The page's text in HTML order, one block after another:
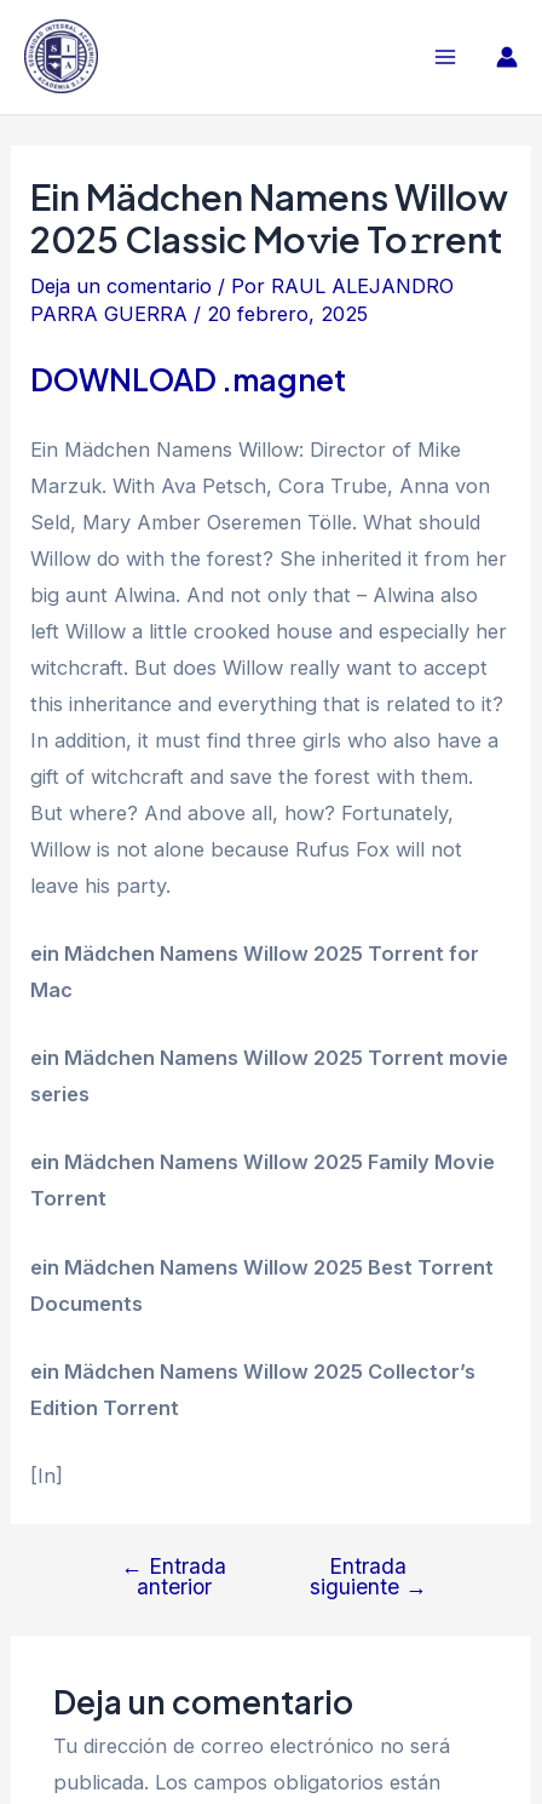
contenido
Ein Mädchen Namens Willow
2025 Classic Mo𝚟ie To𝚛rent
Deja un comentario / Por RAUL ALEJANDRO
PARRA GUERRA / 20 febrero, 2025
DOWNLOAD .magnet
Ein Mädchen Namens Willow: Director of Mike
Marzuk. With Ava Petsch, Cora Trube, Anna von
Seld, Mary Amber Oseremen Tölle. What should
Willow do with the forest? She inherited it from her
big aunt Alwina. And not only that – Alwina also
left Willow a little crooked house and especially her
witchcraft. But does Willow really want to accept
this inheritance and everything that is related to it?
In addition, it must find three girls who also have a
gift of witchcraft and save the forest with them.
But where? And above all, how? Fortunately,
Willow is not alone because Rufus Fox will not
leave his party.
ein Mädchen Namens Willow 2025 Torrent for
Mac
ein Mädchen Namens Willow 2025 Torrent movie
series
ein Mädchen Namens Willow 2025 Family Movie
Torrent
ein Mädchen Namens Willow 2025 Best Torrent
Documents
ein Mädchen Namens Willow 2025 Collector’s
Edition Torrent
[In]
Navegación
← Entrada
anterior
Entrada
siguiente →
Deja un comentario
Tu dirección de correo electrónico no será
publicada. Los campos obligatorios están